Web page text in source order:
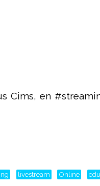
Cims, en
livestream Online